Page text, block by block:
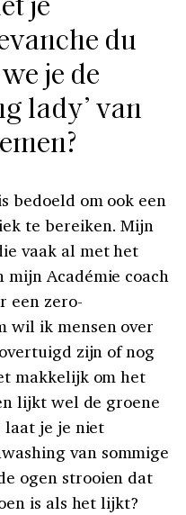
je
du
je de
lady’ van
bedoeld om ook een
te bereiken. Mijn
vaak al met het
Académie coach
een zero-
wil ik mensen over
zijn of nog
makkelijk om het
lijkt wel de groene
laat je je niet
van sommige
ogen strooien dat
is als het lijkt?